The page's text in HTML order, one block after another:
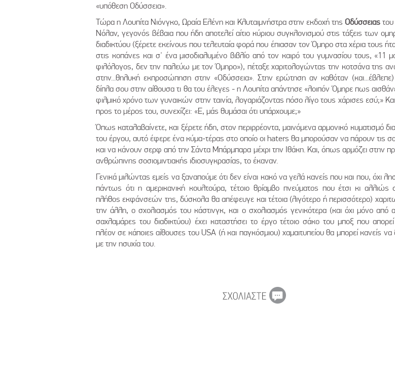
«υπόθεση Οδύσσεια».
Τώρα η Λουπίτα Νιόνγκο, Ωραία Ελένη και Κλυταιμνήστρα στην εκδοχή της Οδύσσειας
Νόλαν, γεγονός βέβαια που ήδη αποτελεί αίτιο κύριου συγκλονισμού στις τάξεις των
διαδικτύου (ξέρετε εκείνους που τελευταία φορά που έπιασαν τον Όμηρο στα χέρια τους
στις κοπάνες και σ' ένα μισοδιαλυμένο βιβλίο από τον καιρό του γυμνασίου τους, «11
φιλόλογος, δεν την παλεύω με τον Όμηρο»), πέταξε χαριτολογώντας την κοτσάνα της
στην...θηλυκή εκπροσώπηση στην «Οδύσσεια». Στην ερώτηση αν καθόταν
δίπλα σου στην αίθουσα τι θα του έλεγες - η Λουπίτα απάντησε «λοιπόν Όμηρε πως
φιλμικό χρόνο των γυναικών στην ταινία, λογαριάζοντας πόσο λίγο τους χάρισες εσύ;»
προς το μέρος του, συνεχίζει: «Ε, μάς θυμάσαι ότι υπάρχουμε;»
Όπως καταλαβαίνετε, και ξέρετε ήδη, στον περιρρέοντα, μαινόμενα αρμονικό κυματισμό
του έργου, αυτό έφερε ένα κύμα-τέρας στο οποίο οι haters θα μπορούσαν να πάρουν τις
και να κάνουν σερφ από την Σάντα Μπάρμπαρα μέχρι την Ιθάκη. Και, όπως αρμόζει στην
ανθρώπινης σοσιομιντιακής ιδιοσυγκρασίας, το έκαναν.
Γενικά μιλώντας εμείς να ξαναπούμε ότι δεν είναι κακό να γελά κανείς που και που, όχι
πάντως ότι η αμερικανική κουλτούρα, τέτοιο θρίαμβο πνεύματος που έτσι κι αλλιώς
πλήθος εκφάνσεών της, δύσκολα θα απέφευγε και τέτοια (λιγότερο ή περισσότερο)
την άλλη, ο σχολιασμός του κάστινγκ, και ο σχολιασμός γενικότερα (και όχι μόνο από
σαχλαμάρες του διαδικτύου) έχει καταστήσει το έργο τέτοιο σάκο του μποξ που
πλέον σε κάποιες αίθουσες του USA (ή και παγκόσμιου) χαμαιτυπείου θα μπορεί κανείς να
με την ησυχία του.